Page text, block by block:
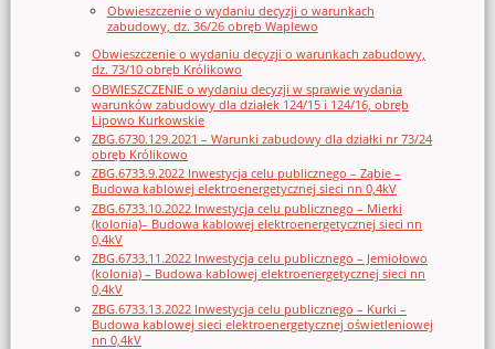
Obwieszczenie o wydaniu decyzji o warunkach
zabudowy, dz. 36/26 obręb Waplewo
Obwieszczenie o wydaniu decyzji o warunkach zabudowy,
dz. 73/10 obręb Królikowo
OBWIESZCZENIE o wydaniu decyzji w sprawie wydania
warunków zabudowy dla działek 124/15 i 124/16, obręb
Lipowo Kurkowskie
ZBG.6730.129.2021 – Warunki zabudowy dla działki nr 73/24
obręb Królikowo
ZBG.6733.9.2022 Inwestycja celu publicznego – Ząbie –
Budowa kablowej elektroenergetycznej sieci nn 0,4kV
ZBG.6733.10.2022 Inwestycja celu publicznego – Mierki
(kolonia)– Budowa kablowej elektroenergetycznej sieci nn
0,4kV
ZBG.6733.11.2022 Inwestycja celu publicznego – Jemiołowo
(kolonia) – Budowa kablowej elektroenergetycznej sieci nn
0,4kV
ZBG.6733.13.2022 Inwestycja celu publicznego – Kurki –
Budowa kablowej sieci elektroenergetycznej oświetleniowej
nn 0,4kV